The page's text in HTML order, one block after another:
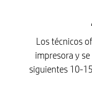
Los técnicos
impresora y
siguientes 10-